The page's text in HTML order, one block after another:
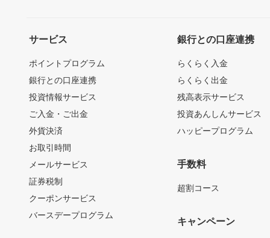
サービス
ポイントプログラム
銀行との口座連携
投資情報サービス
ご入金・ご出金
外貨決済
お取引時間
メールサービス
証券税制
クーポンサービス
バースデープログラム
銀行との口座連携
らくらく入金
らくらく出金
残高表示サービス
投資あんしんサービス
ハッピープログラム
手数料
超割コース
キャンペーン